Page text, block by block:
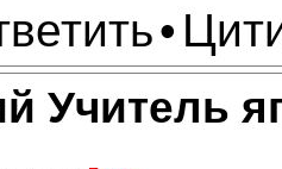
•
Учитель